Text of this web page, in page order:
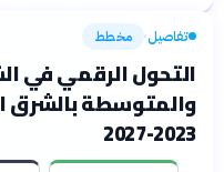
تفاصيل› مخطط
التحول الرقمي في
والمتوسطة بالشرق
2023-2027